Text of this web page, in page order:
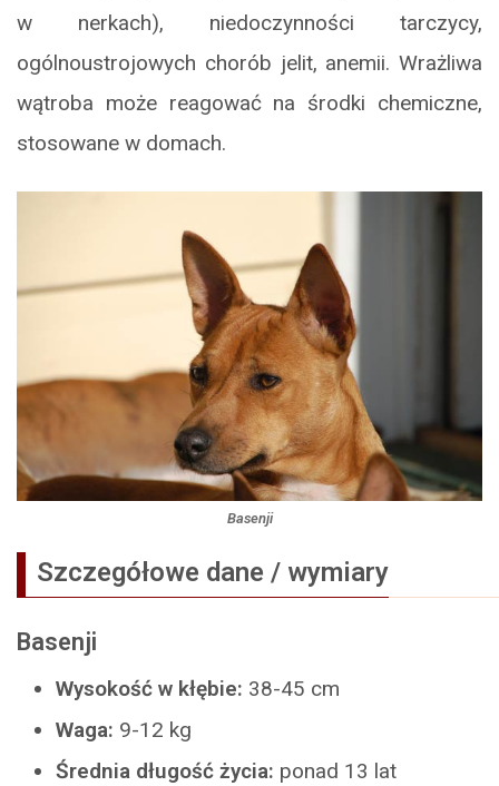
w nerkach), niedoczynności tarczycy,
ogólnoustrojowych chorób jelit, anemii. Wrażliwa
wątroba może reagować na środki chemiczne,
stosowane w domach.
Basenji
Szczegółowe dane / wymiary
Basenji
Wysokość w kłębie: 38-45 cm
Waga: 9-12 kg
Średnia długość życia: ponad 13 lat